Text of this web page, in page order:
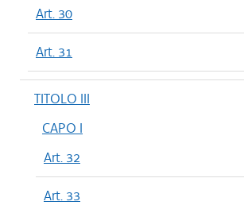
Art. 30
Art. 31
TITOLO III
CAPO I
Art. 32
Art. 33